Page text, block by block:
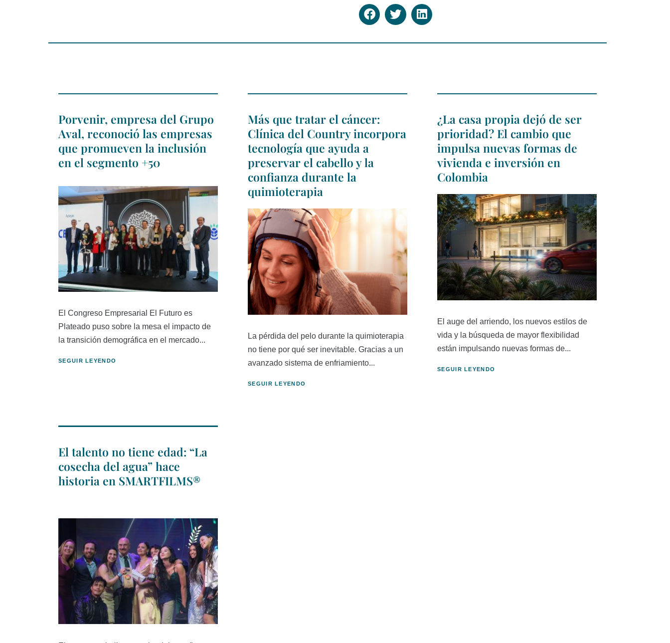
Porvenir, empresa del Grupo
Aval, reconoció las empresas
que promueven la inclusión
en el segmento +50
El Congreso Empresarial El Futuro es
Plateado puso sobre la mesa el impacto de
la transición demográfica en el mercado...
SEGUIR LEYENDO
Más que tratar el cáncer:
Clínica del Country incorpora
tecnología que ayuda a
preservar el cabello y la
confianza durante la
quimioterapia
La pérdida del pelo durante la quimioterapia
no tiene por qué ser inevitable. Gracias a un
avanzado sistema de enfriamiento...
SEGUIR LEYENDO
¿La casa propia dejó de ser
prioridad? El cambio que
impulsa nuevas formas de
vivienda e inversión en
Colombia
El auge del arriendo, los nuevos estilos de
vida y la búsqueda de mayor flexibilidad
están impulsando nuevas formas de...
SEGUIR LEYENDO
El talento no tiene edad: “La
cosecha del agua” hace
historia en SMARTFILMS®